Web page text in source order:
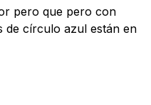
pero que pero con
de círculo azul están en